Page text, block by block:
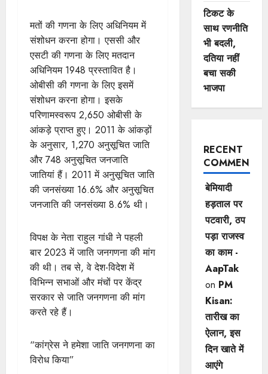
मतों की गणना के लिए अधिनियम में
संशोधन करना होगा। एससी और
एसटी की गणना के लिए मतदान
अधिनियम 1948 प्रस्तावित है।
ओबीसी की गणना के लिए इसमें
संशोधन करना होगा। इसके
परिणामस्वरूप 2,650 ओबीसी के
आंकड़े प्राप्त हुए। 2011 के आंकड़ों
के अनुसार, 1,270 अनुसूचित जाति
और 748 अनुसूचित जनजाति
जातियां हैं। 2011 में अनुसूचित जाति
की जनसंख्या 16.6% और अनुसूचित
जनजाति की जनसंख्या 8.6% थी।
विपक्ष के नेता राहुल गांधी ने पहली
बार 2023 में जाति जनगणना की मांग
की थी। तब से, वे देश-विदेश में
विभिन्न सभाओं और मंचों पर केंद्र
सरकार से जाति जनगणना की मांग
करते रहे हैं।
“कांग्रेस ने हमेशा जाति जनगणना का
विरोध किया”
टिकट के
साथ रणनीति
भी बदली,
दतिया नहीं
बचा सकी
भाजपा
RECENT
COMMENTS
बेमियादी
हड़ताल पर
पटवारी, ठप
पड़ा राजस्व
का काम -
AapTak
on PM
Kisan:
तारीख का
ऐलान, इस
दिन खाते में
आएंगे